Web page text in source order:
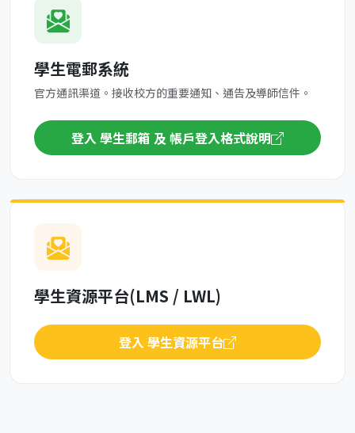
學生電郵系統
官方通訊渠道。接收校方的重要通知、通告及導師信件。
登入 學生郵箱 及 帳戶登入格式說明
學生資源平台(LMS / LWL)
登入 學生資源平台